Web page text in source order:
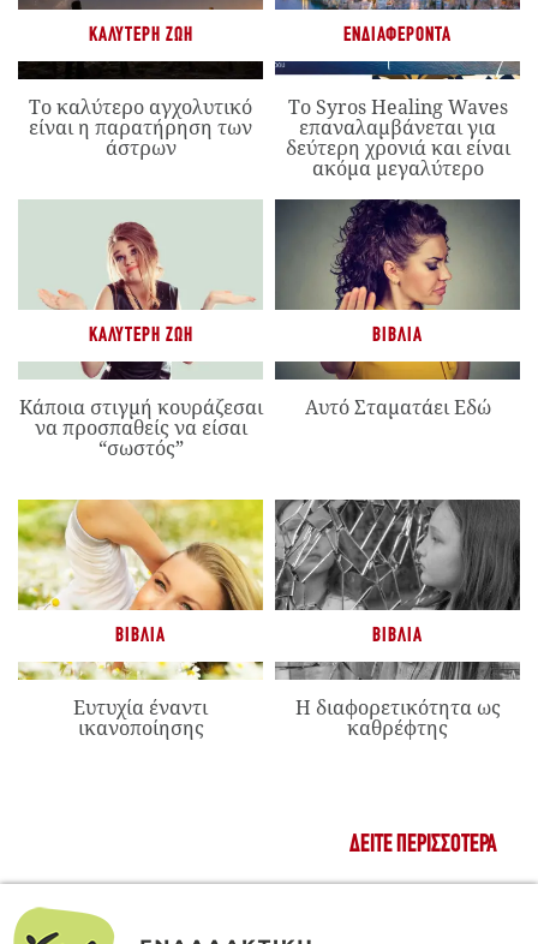
ΚΑΛΎΤΕΡΗ ΖΩΉ
Το καλύτερο αγχολυτικό
είναι η παρατήρηση των
άστρων
ΕΝΔΙΑΦΈΡΟΝΤΑ
Το Syros Healing Waves
επαναλαμβάνεται για
δεύτερη χρονιά και είναι
ακόμα μεγαλύτερο
ΚΑΛΎΤΕΡΗ ΖΩΉ
Κάποια στιγμή κουράζεσαι
να προσπαθείς να είσαι
“σωστός”
ΒΙΒΛΊΑ
Αυτό Σταματάει Εδώ
ΒΙΒΛΊΑ
Ευτυχία έναντι
ικανοποίησης
ΒΙΒΛΊΑ
Η διαφορετικότητα ως
καθρέφτης
ΔΕΊΤΕ ΠΕΡΙΣΣΌΤΕΡΑ